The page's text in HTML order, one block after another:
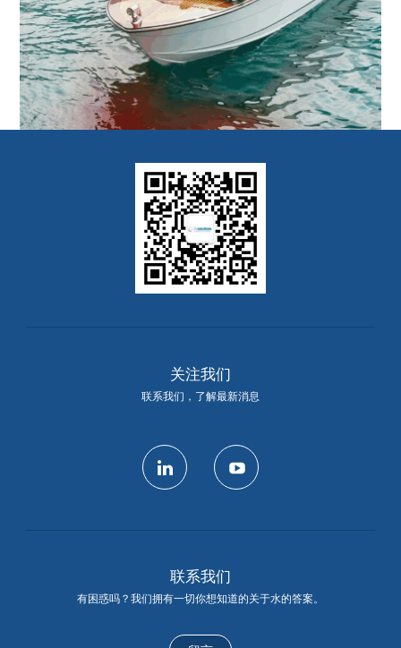
关注我们
联系我们，了解最新消息
联系我们
有困惑吗？我们拥有一切你想知道的关于水的答案。